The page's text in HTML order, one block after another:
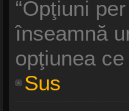
“Opţiuni
înseamnă
opţiunea
Sus